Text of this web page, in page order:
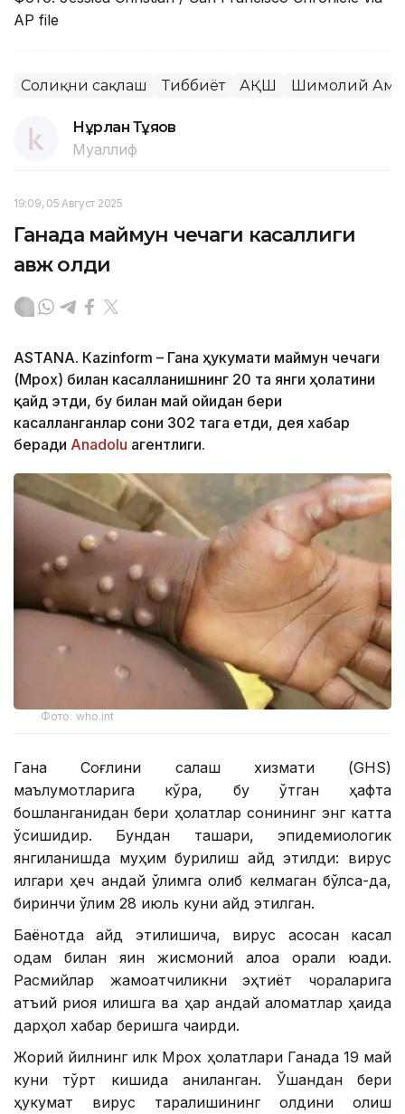
AP file
Соғлиқни сақлаш Тиббиёт АҚШ Шимолий
Нұрлан Тұяқов
Муаллиф
19:09, 05 Август 2025
Ганада маймун чечаги касаллиги
авж олди
ASTANА. Кazinform – Гана ҳукумати маймун чечаги
(Мpох) билан касалланишнинг 20 та янги ҳолатини
қайд этди, бу билан май ойидан бери
касалланганлар сони 302 тага етди, дея хабар
беради Аnadolu агентлиги.
Фото: who.int
Гана Соғлиқни сақлаш хизмати (GHS)
маълумотларига кўра, бу ўтган ҳафта
бошланганидан бери ҳолатлар сонининг энг катта
ўсишидир. Бундан ташқари, эпидемиологик
янгиланишда муҳим бурилиш қайд этилди: вирус
илгари ҳеч қандай ўлимга олиб келмаган бўлса-да,
биринчи ўлим 28 июль куни қайд этилган.
Баёнотда қайд этилишича, вирус асосан касал
одам билан яқин жисмоний алоқа орқали юқади.
Расмийлар жамоатчиликни эҳтиёт чораларига
қатъий риоя қилишга ва ҳар қандай аломатлар ҳақида
дарҳол хабар беришга чақирди.
Жорий йилнинг илк Мрох ҳолатлари Ганада 19 май
куни тўрт кишида аниқланган. Ўшандан бери
ҳукумат вирус тарқалишининг олдини олиш